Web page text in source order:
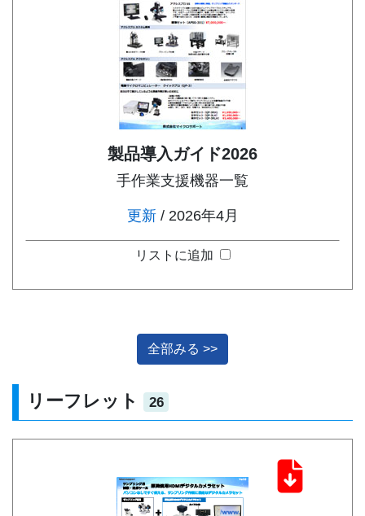
製品導入ガイド2026
手作業支援機器一覧
更新/ 2026年4月
リストに追加
全部みる >>
リーフレット 26